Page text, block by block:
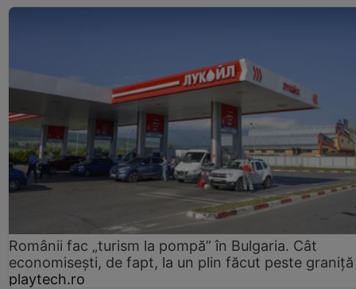
Românii fac „turism la pompă” în Bulgaria. Cât
economisești, de fapt, la un plin făcut peste graniță
playtech.ro